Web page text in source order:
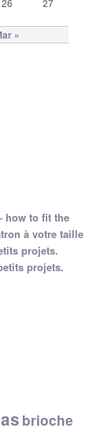
»
27
how to fit the
à votre taille
projets.
projets.
brioche